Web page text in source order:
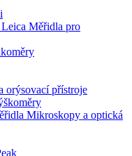
Měřidla pro
orýsovací přístroje
Mikroskopy a optická